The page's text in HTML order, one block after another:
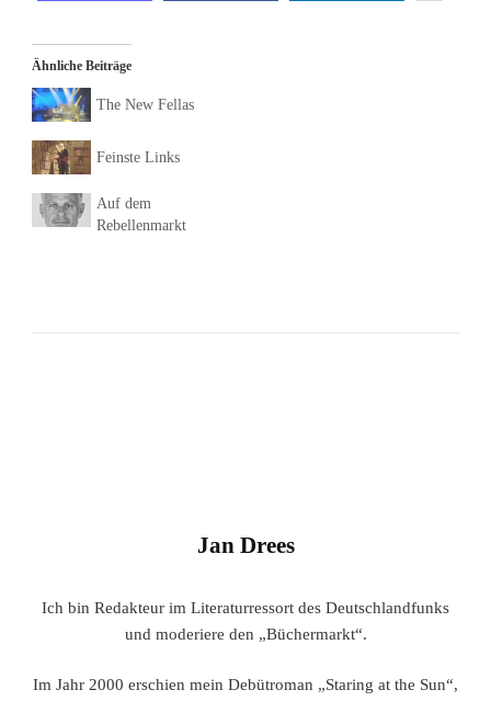
Ähnliche Beiträge
The New Fellas
Feinste Links
Auf dem
Rebellenmarkt
Jan Drees
Ich bin Redakteur im Literaturressort des Deutschlandfunks
und moderiere den „Büchermarkt“.
Im Jahr 2000 erschien mein Debütroman „Staring at the Sun“,